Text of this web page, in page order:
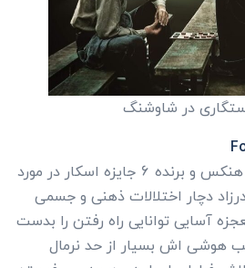
در شاوشنگ
فارست گامپ با بازی تام هنکس و برنده 6 جایزه اسکار در مورد
دچار اختلالات ذهنی و جسمی
آسایی توانایی راه رفتن را بدست
هوشی اش بسیار از حد نرمال